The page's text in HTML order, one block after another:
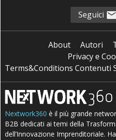
Seguici
About Autori
Privacy e
Terms&Conditions Contenuti
Nextwork360 è il più grande
B2B dedicati ai temi della
dell’Innovazione Imprenditoriale.